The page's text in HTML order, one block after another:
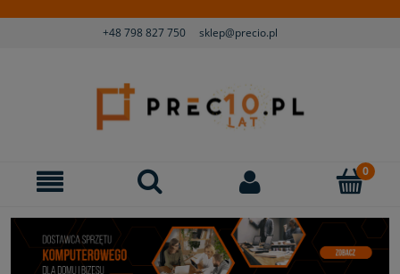
+48 798 827 750 sklep@precio.pl